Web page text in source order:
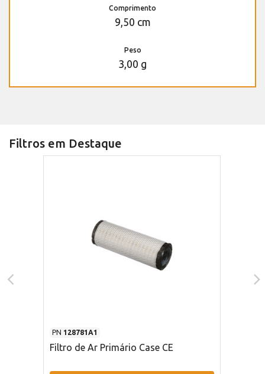
Comprimento
9,50 cm
Peso
3,00 g
Filtros em Destaque
PN 128781A1
Filtro de Ar Primário Case CE